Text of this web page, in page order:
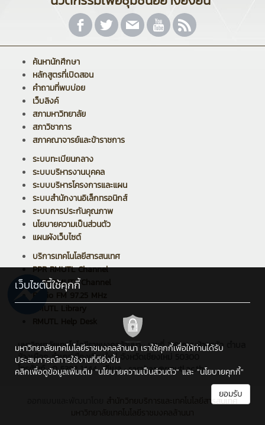
ค้นหานักศึกษา
หลักสูตรที่เปิดสอน
คำถามที่พบบ่อย
เว็บลิงค์
สภามหาวิทยาลัย
สภาวิชาการ
สภาคณาจารย์และข้าราชการ
ระบบทะเบียนกลาง
ระบบบริหารงานบุคคล
ระบบบริหารโครงการและแผน
ระบบสำนักงานอิเล็กทรอนิกส์
ระบบการประกันคุณภาพ
นโยบายความเป็นส่วนตัว
แผนผังเว็บไซต์
บริการเทคโนโลยีสารสนเทศ
PPR RMUTL Channel
ARIT RMUTL Channel
Radio FM 97.25 MHz
มหาวิทยาลัยเทคโนโลยีราชมงคลล้านนา : เลขที่ 128 ถนนห้วยแก้ว ตำบล
ช้างเผือก อำเภอเมืองเชียงใหม่ จังหวัดเชียงใหม่ 50300
โทรศัพท์ : 0 5392 1444 , อีเมล : saraban@rmutl.ac.th
เว็บไซต์นี้ใช้คุกกี้
มหาวิทยาลัยเทคโนโลยีราชมงคลล้านนา เราใช้คุกกี้เพื่อให้ท่านได้รับ
ประสบการณ์การใช้งานที่ดียิ่งขึ้น
คลิกเพื่อดูข้อมูลเพิ่มเติม "นโยบายความเป็นส่วนตัว" และ "นโยบายคุกกี้"
ยอมรับ
สำนักวิทยบริการและเทคโนโลยีสารสนเทศ